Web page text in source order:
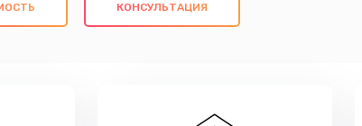
образом. Не медлите записаться на ремонт уже
КОНСУЛЬТАЦИЯ